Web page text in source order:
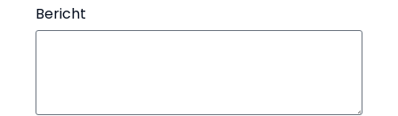
Bericht